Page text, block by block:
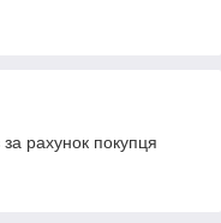
рахунок покупця